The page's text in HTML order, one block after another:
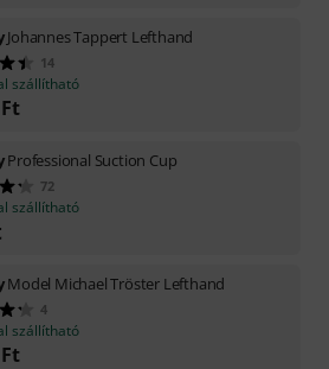
Johannes Tappert Lefthand
14
szállítható
Ft
Professional Suction Cup
72
szállítható
Model Michael Tröster Lefthand
4
szállítható
Ft